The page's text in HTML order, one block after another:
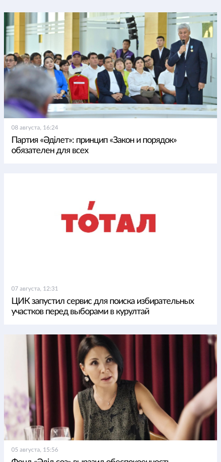
08 августа, 16:24
Партия «Әділет»: принцип «Закон и порядок»
обязателен для всех
07 августа, 12:31
ЦИК запустил сервис для поиска избирательных
участков перед выборами в курултай
05 августа, 15:56